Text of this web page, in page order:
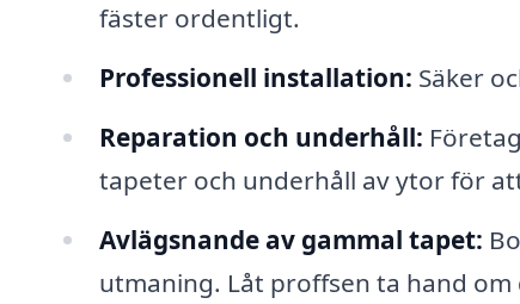
fäster ordentligt.
Professionell installation: Säker
Reparation och underhåll:
tapeter och underhåll av ytor för
Avlägsnande av gammal tapet:
utmaning. Låt proffsen ta hand om